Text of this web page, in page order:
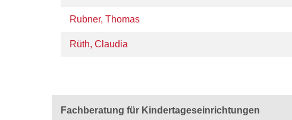
Rubner, Thomas
Rüth, Claudia
Fachberatung für Kindertageseinrichtungen